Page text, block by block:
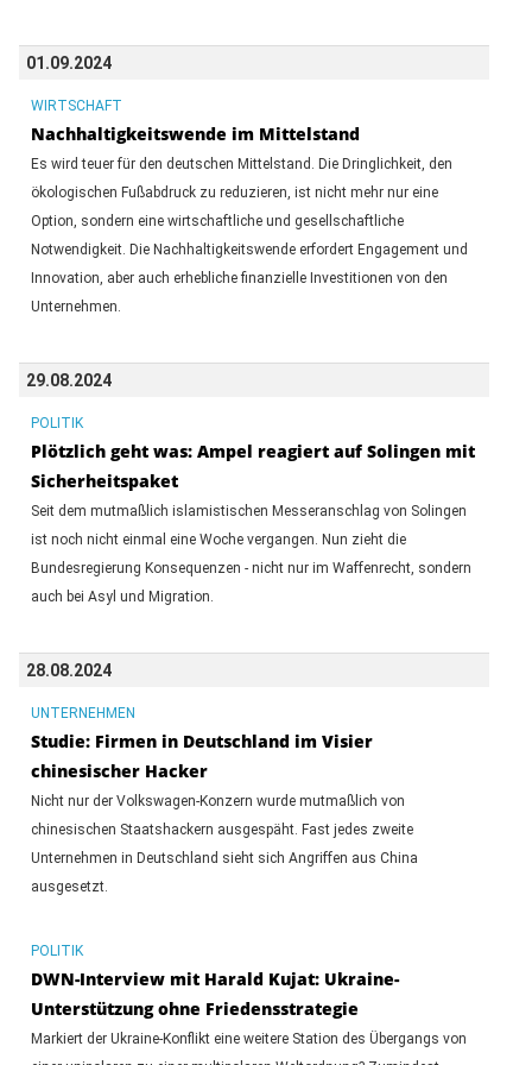
01.09.2024
WIRTSCHAFT
Nachhaltigkeitswende im Mittelstand
Es wird teuer für den deutschen Mittelstand. Die Dringlichkeit, den
ökologischen Fußabdruck zu reduzieren, ist nicht mehr nur eine
Option, sondern eine wirtschaftliche und gesellschaftliche
Notwendigkeit. Die Nachhaltigkeitswende erfordert Engagement und
Innovation, aber auch erhebliche finanzielle Investitionen von den
Unternehmen.
29.08.2024
POLITIK
Plötzlich geht was: Ampel reagiert auf Solingen mit
Sicherheitspaket
Seit dem mutmaßlich islamistischen Messeranschlag von Solingen
ist noch nicht einmal eine Woche vergangen. Nun zieht die
Bundesregierung Konsequenzen - nicht nur im Waffenrecht, sondern
auch bei Asyl und Migration.
28.08.2024
UNTERNEHMEN
Studie: Firmen in Deutschland im Visier
chinesischer Hacker
Nicht nur der Volkswagen-Konzern wurde mutmaßlich von
chinesischen Staatshackern ausgespäht. Fast jedes zweite
Unternehmen in Deutschland sieht sich Angriffen aus China
ausgesetzt.
POLITIK
DWN-Interview mit Harald Kujat: Ukraine-
Unterstützung ohne Friedensstrategie
Markiert der Ukraine-Konflikt eine weitere Station des Übergangs von